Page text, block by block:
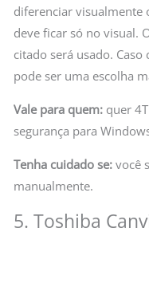
diferenciar visualmente
deve ficar só no visual.
citado será usado.
pode ser uma escolha
Vale para quem: quer
segurança para
Tenha cuidado se: você
manualmente.
5. Toshiba